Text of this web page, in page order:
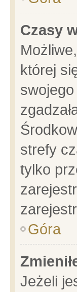
Czasy
której
strefy
tylko
Góra
Jeżeli